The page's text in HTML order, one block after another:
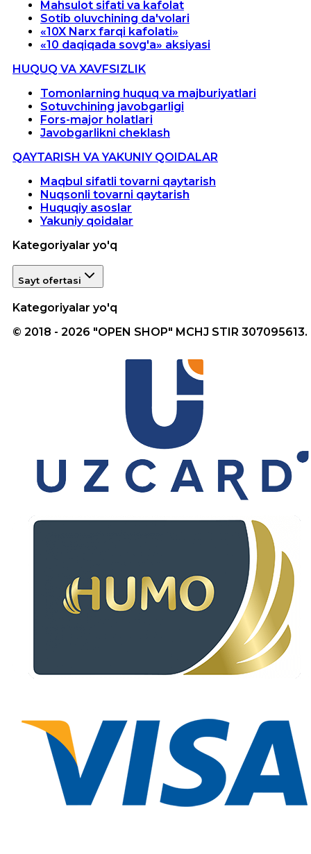
Mahsulot sifati va kafolat
Sotib oluvchining da'volari
«10X Narx farqi kafolati»
«10 daqiqada sovg'a» aksiyasi
HUQUQ VA XAVFSIZLIK
Tomonlarning huquq va majburiyatlari
Sotuvchining javobgarligi
Fors-major holatlari
Javobgarlikni cheklash
QAYTARISH VA YAKUNIY QOIDALAR
Maqbul sifatli tovarni qaytarish
Nuqsonli tovarni qaytarish
Huquqiy asoslar
Yakuniy qoidalar
Kategoriyalar yo'q
Sayt ofertasi
Kategoriyalar yo'q
© 2018 - 2026 "OPEN SHOP" MCHJ STIR 307095613.